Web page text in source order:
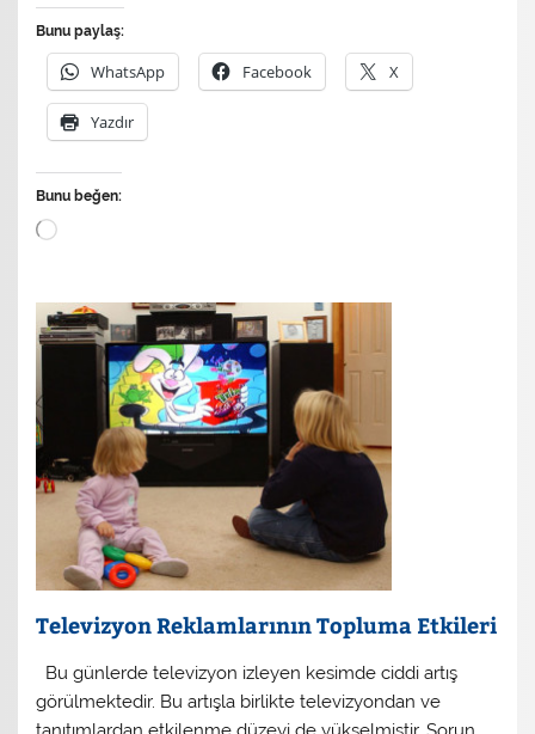
Bunu paylaş:
WhatsApp Facebook X
Yazdır
Bunu beğen:
Yükleniyor...
Televizyon Reklamlarının Topluma Etkileri
Bu günlerde televizyon izleyen kesimde ciddi artış
görülmektedir. Bu artışla birlikte televizyondan ve